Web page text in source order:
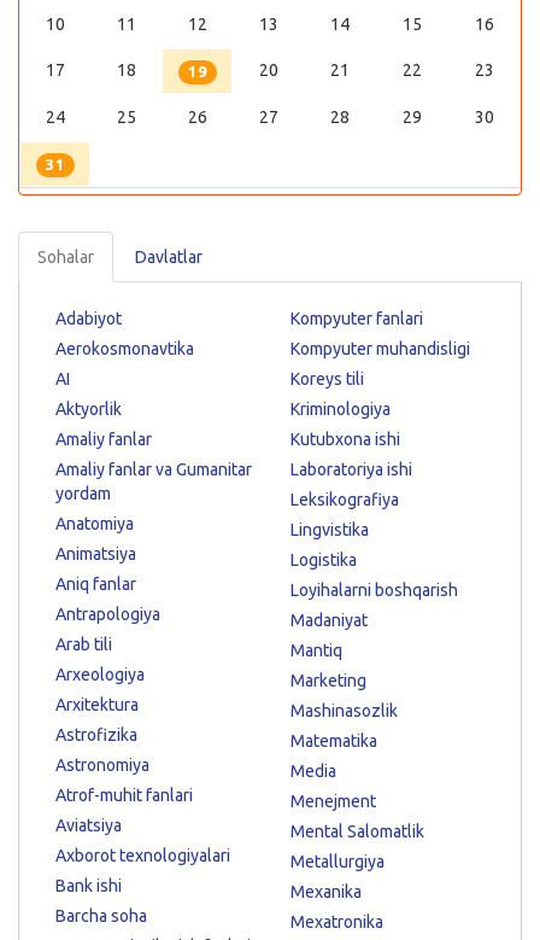
10 11 12 13 14 15 16
17 18 19 20 21 22 23
24 25 26 27 28 29 30
31
Sohalar Davlatlar
Adabiyot
Aerokosmonavtika
AI
Aktyorlik
Amaliy fanlar
Amaliy fanlar va Gumanitar
yordam
Anatomiya
Animatsiya
Aniq fanlar
Antrapologiya
Arab tili
Arxeologiya
Arxitektura
Astrofizika
Astronomiya
Atrof-muhit fanlari
Aviatsiya
Axborot texnologiyalari
Bank ishi
Barcha soha
Kompyuter fanlari
Kompyuter muhandisligi
Koreys tili
Kriminologiya
Kutubxona ishi
Laboratoriya ishi
Leksikografiya
Lingvistika
Logistika
Loyihalarni boshqarish
Madaniyat
Mantiq
Marketing
Mashinasozlik
Matematika
Media
Menejment
Mental Salomatlik
Metallurgiya
Mexanika
Mexatronika